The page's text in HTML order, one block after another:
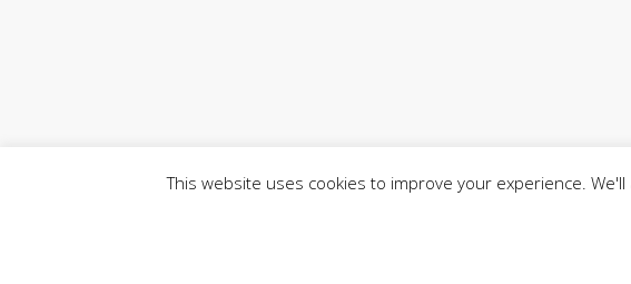
This website uses cookies to improve your experience.